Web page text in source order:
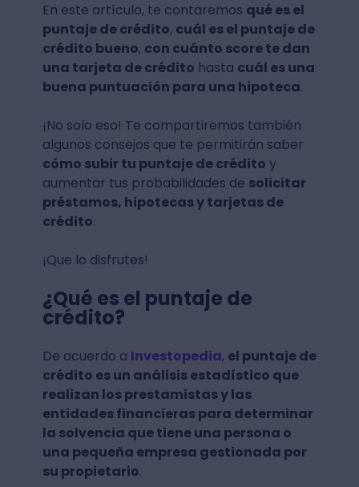
En este artículo, te contaremos qué es el
puntaje de crédito, cuál es el puntaje de
crédito bueno, con cuánto score te dan
una tarjeta de crédito hasta cuál es una
buena puntuación para una hipoteca.
¡No solo eso! Te compartiremos también
algunos consejos que te permitirán saber
cómo subir tu puntaje de crédito y
aumentar tus probabilidades de solicitar
préstamos, hipotecas y tarjetas de
crédito.
¡Que lo disfrutes!
¿Qué es el puntaje de
crédito?
De acuerdo a Investopedia, el puntaje de
crédito es un análisis estadístico que
realizan los prestamistas y las
entidades financieras para determinar
la solvencia que tiene una persona o
una pequeña empresa gestionada por
su propietario.